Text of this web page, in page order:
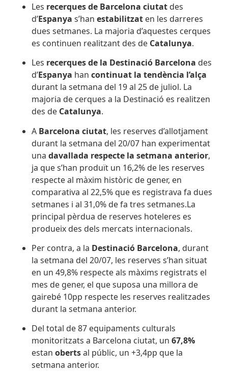
Les recerques de Barcelona ciutat des
d’Espanyas’hanestabilitzat en les darreres
dues setmanes. La majoria d’aquestes cerques
es continuen realitzant des de Catalunya.
Les recerques de la Destinació Barcelona des
d’Espanya hancontinuat la tendència l’alça
durant la setmana del 19 al 25 de juliol. La
majoria de cerques a la Destinació es realitzen
des de Catalunya.
A Barcelona ciutat, les reserves d’allotjament
durant la setmana del 20/07 han experimentat
unadavallada respecte la setmana anterior,
ja que s’han produït un 16,2% de les reserves
respecte al màxim històric de gener, en
comparativa al 22,5% que es registrava fa dues
setmanes i al 31,0% de fa tres setmanes.La
principal pèrdua de reserves hoteleres es
produeix des dels mercats internacionals.
Per contra, a la Destinació Barcelona, durant
la setmana del 20/07, les reserves s’han situat
en un 49,8% respecte als màxims registrats el
mes de gener, el que suposa una millora de
gairebé 10pp respecte les reserves realitzades
durant la setmana anterior.
Del total de 87 equipaments culturals
monitoritzats a Barcelona ciutat, un67,8%
estanobertsal públic, un +3,4pp que la
setmana anterior.